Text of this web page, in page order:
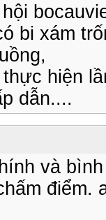
bi xám
hiện
dẫn....
và
điểm.